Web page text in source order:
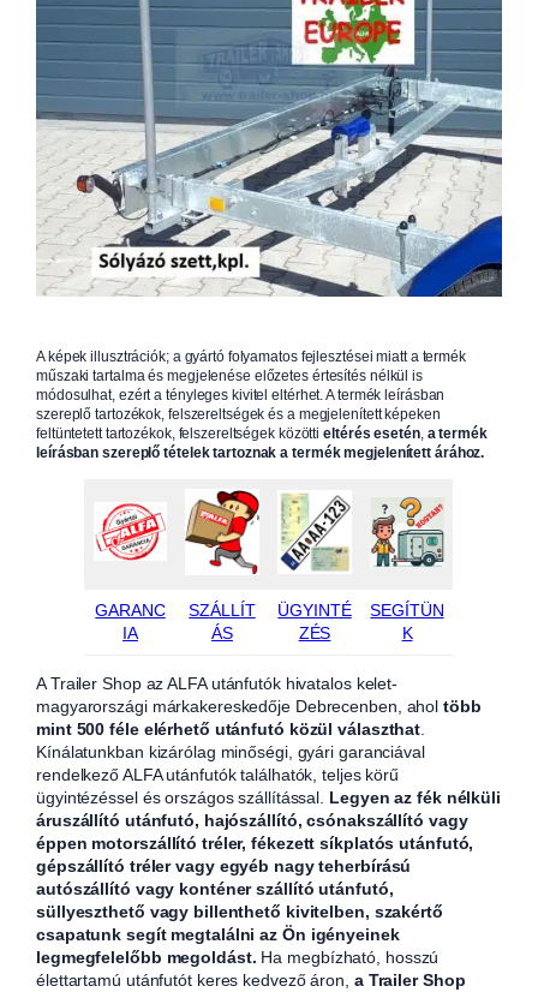
A képek illusztrációk; a gyártó folyamatos fejlesztései miatt a termék
műszaki tartalma és megjelenése előzetes értesítés nélkül is
módosulhat, ezért a tényleges kivitel eltérhet. A termék leírásban
szereplő tartozékok, felszereltségek és a megjelenített képeken
feltüntetett tartozékok, felszereltségek közöttieltérés esetén, a termék
leírásban szereplő tételek tartoznak a termék megjelenített árához.
GARANC
IA
SZÁLLÍT
ÁS
ÜGYINTÉ
ZÉS
SEGÍTÜN
K
A Trailer Shop az ALFA utánfutók hivatalos kelet-
magyarországi márkakereskedője Debrecenben, aholtöbb
mint 500 féle elérhető utánfutó közül választhat
Kínálatunkban kizárólag minőségi, gyári garanciával
rendelkező ALFA utánfutók találhatók, teljes körű
ügyintézéssel és országos szállítással. Legyen az fék nélküli
áruszállító utánfutó, hajószállító, csónakszállító vagy
éppen motorszállító tréler, fékezett síkplatós utánfutó,
gépszállító tréler vagy egyéb nagy teherbírású
autószállító vagy konténer szállító utánfutó,
süllyeszthető vagy billenthető kivitelben, szakértő
csapatunk segít megtalálni az Ön igényeinek
legmegfelelőbb megoldást. Ha megbízható, hosszú
élettartamú utánfutót keres kedvező áron, a Trailer Shop